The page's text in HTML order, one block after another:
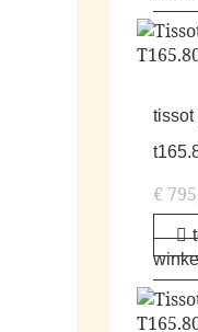
tissot
€